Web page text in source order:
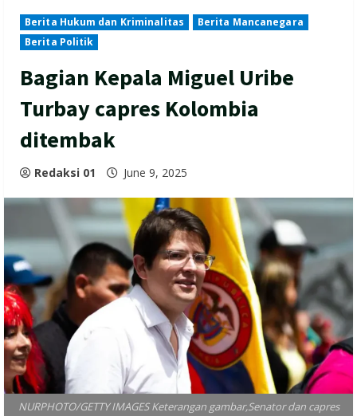
Berita Hukum dan Kriminalitas
Berita Mancanegara
Berita Politik
Bagian Kepala Miguel Uribe
Turbay capres Kolombia
ditembak
Redaksi 01 June 9, 2025
NURPHOTO/GETTY IMAGES Keterangan gambar,Senator dan capres